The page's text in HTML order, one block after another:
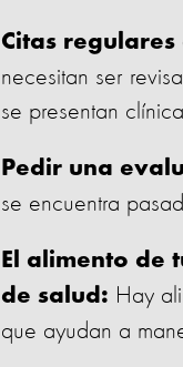
Citas
necesitan ser
se presentan
Pedir una
se encuentra
El alimento de
de salud: Hay
que ayudan a